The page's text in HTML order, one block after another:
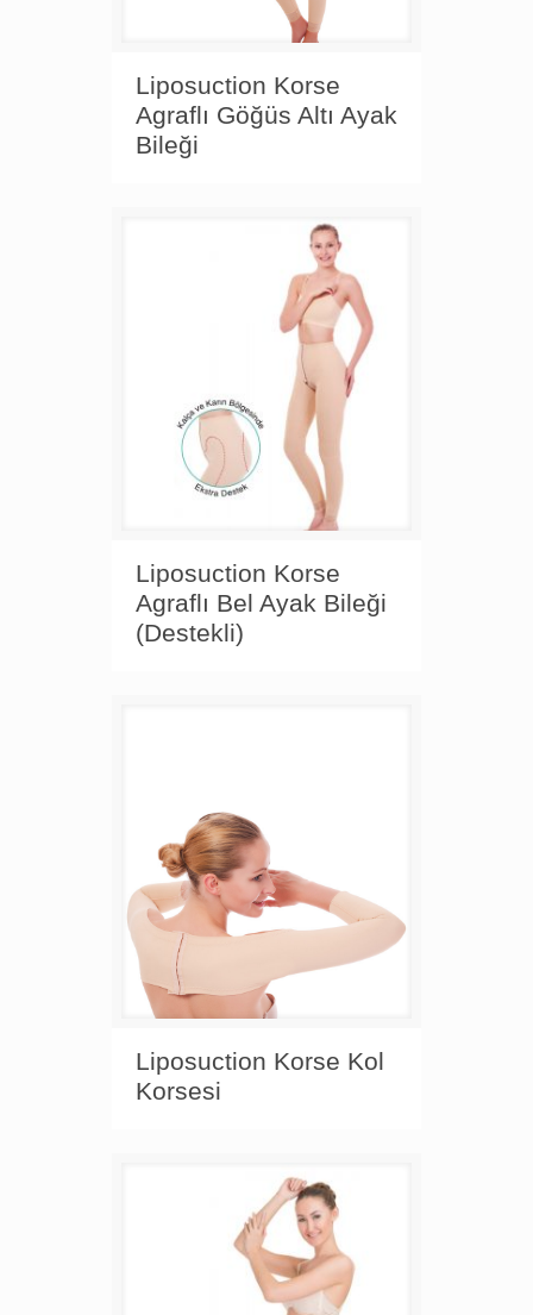
Liposuction Korse
Agraflı Göğüs Altı Ayak
Bileği
Liposuction Korse
Agraflı Bel Ayak Bileği
(Destekli)
Liposuction Korse Kol
Korsesi